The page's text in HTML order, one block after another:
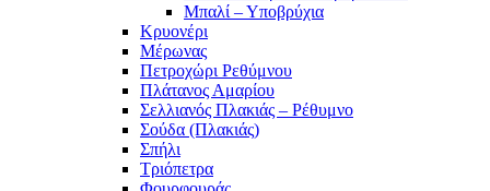
Μπαλί – Υποβρύχια
Κρυονέρι
Μέρωνας
Πετροχώρι Ρεθύμνου
Πλάτανος Αμαρίου
Σελλιανός Πλακιάς – Ρέθυμνο
Σούδα (Πλακιάς)
Σπήλι
Τριόπετρα